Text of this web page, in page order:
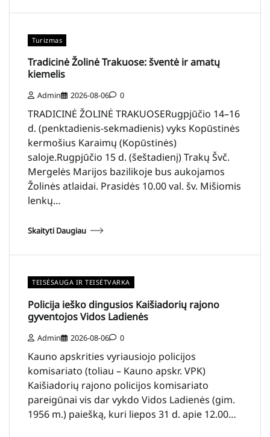
Turizmas
Tradicinė Žolinė Trakuose: šventė ir amatų
kiemelis
Admin 2026-08-06 0
TRADICINĖ ŽOLINĖ TRAKUOSERugpjūčio 14–16
d. (penktadienis-sekmadienis) vyks Kopūstinės
kermošius Karaimų (Kopūstinės)
saloje.Rugpjūčio 15 d. (šeštadienį) Trakų Švč.
Mergelės Marijos bazilikoje bus aukojamos
Žolinės atlaidai. Prasidės 10.00 val. šv. Mišiomis
lenkų…
Skaityti Daugiau
TEISĖSAUGA IR TEISĖTVARKA
Policija ieško dingusios Kaišiadorių rajono
gyventojos Vidos Ladienės
Admin 2026-08-06 0
Kauno apskrities vyriausiojo policijos
komisariato (toliau – Kauno apskr. VPK)
Kaišiadorių rajono policijos komisariato
pareigūnai vis dar vykdo Vidos Ladienės (gim.
1956 m.) paiešką, kuri liepos 31 d. apie 12.00…